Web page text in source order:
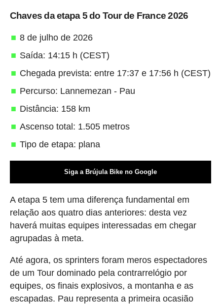
Chaves da etapa 5 do Tour de France 2026
8 de julho de 2026
Saída: 14:15 h (CEST)
Chegada prevista: entre 17:37 e 17:56 h (CEST)
Percurso: Lannemezan - Pau
Distância: 158 km
Ascenso total: 1.505 metros
Tipo de etapa: plana
Siga a Brújula Bike no Google
A etapa 5 tem uma diferença fundamental em
relação aos quatro dias anteriores: desta vez
haverá muitas equipes interessadas em chegar
agrupadas à meta.
Até agora, os sprinters foram meros espectadores
de um Tour dominado pela contrarrelógio por
equipes, os finais explosivos, a montanha e as
escapadas. Pau representa a primeira ocasião